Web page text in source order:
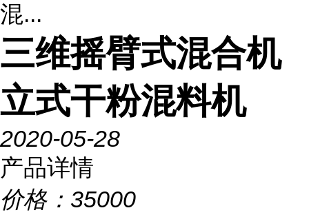
混...
三维摇臂式混合机
立式干粉混料机
2020-05-28
产品详情
价格： 35000